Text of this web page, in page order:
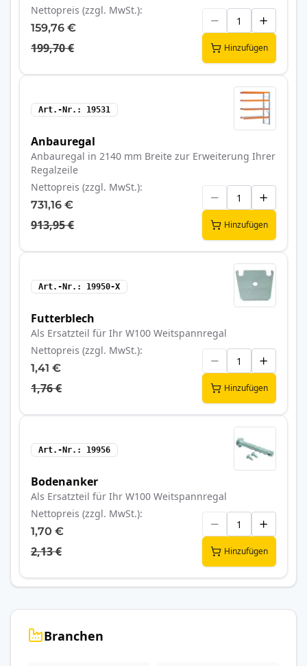
Nettopreis (zzgl. MwSt.)
159,76 €
199,70 € Hinzufügen
Art.-Nr. 19531
Anbauregal
Anbauregal in 2140 mm Breite zur Erweiterung Ihrer
Regalzeile
Nettopreis (zzgl. MwSt.)
731,16 €
913,95 € Hinzufügen
Art.-Nr. 19950-X
Futterblech
Als Ersatzteil für Ihr W100 Weitspannregal
Nettopreis (zzgl. MwSt.)
1,41 €
1,76 € Hinzufügen
Art.-Nr. 19956
Bodenanker
Als Ersatzteil für Ihr W100 Weitspannregal
Nettopreis (zzgl. MwSt.)
1,70 €
2,13 € Hinzufügen
Branchen